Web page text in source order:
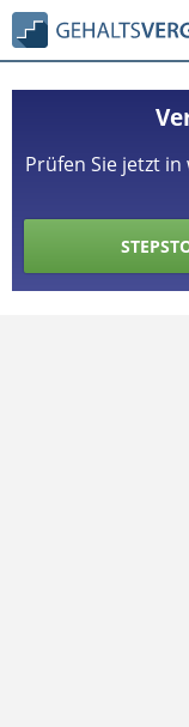
Prüfen Sie jetzt